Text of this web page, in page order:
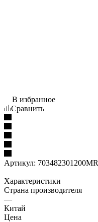
В избранное
Сравнить
Артикул: 703482301200MR
Характеристики
Страна производителя
—
Китай
Цена